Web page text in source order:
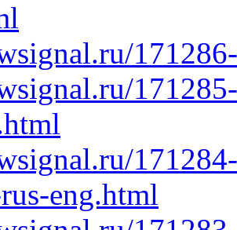
eng.html